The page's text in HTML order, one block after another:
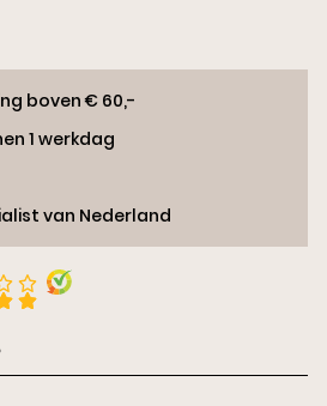
boven € 60,-
1 werkdag
van Nederland